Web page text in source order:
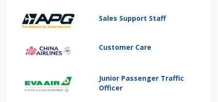
Sales Support Staff
Customer Care
Junior Passenger Traffic
Officer